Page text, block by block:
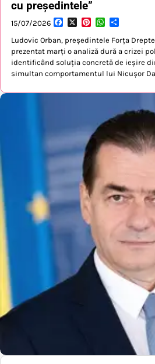
cu președintele”
15/07/2026 Facebook
X PinterestWhatsApp
Ludovic Orban, președintele Forța
prezentat marți o analiză dură a crizei
identificând soluția concretă de ieșire
simultan comportamentul lui Nicușor